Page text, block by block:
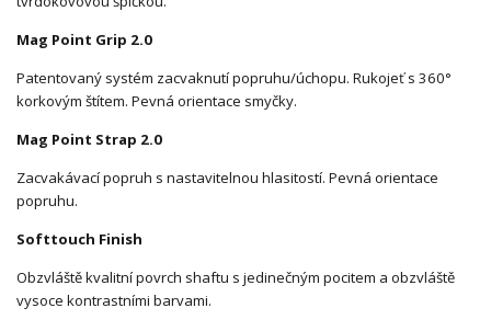
Mag Point Grip 2.0
Patentovaný systém zacvaknutí popruhu/úchopu. Rukojeť s 360°
korkovým štítem. Pevná orientace smyčky.
Mag Point Strap 2.0
Zacvakávací popruh s nastavitelnou hlasitostí. Pevná orientace
popruhu.
Softtouch Finish
Obzvláště kvalitní povrch shaftu s jedinečným pocitem a obzvláště
vysoce kontrastními barvami.